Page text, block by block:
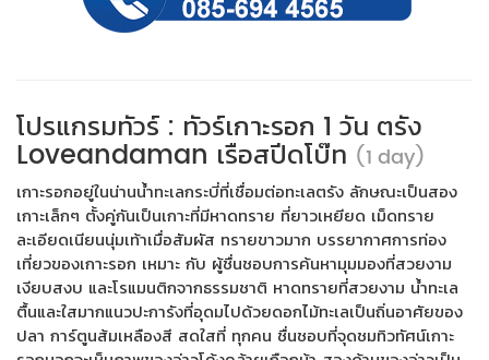
โปรแกรมทัวร์ : ทัวร์เกาะรอก 1 วัน ตรัง
Loveandaman เรือสปีดโบ๊ท (1 day)
เกาะรอกอยู่ในน่านน้ำทะเลกระบี่ที่เชื่อมต่อทะเลตรัง ลักษณะเป็นสอง
เกาะเล็กๆ ตั้งคู่กันเป็นเกาะที่มีหาดทราย ที่ยาวเหยียด เม็ดทราย
ละเอียดเนียนนุ่มเท้าเมื่อสัมผัส ทรายขาวมาก บรรยากาศการท่อง
เที่ยวของเกาะรอก เหมาะ กับ ผู้ชื่นชอบการค้นหามุมมองที่สวยงาม
เงียบสงบ และโรแมนติกจากธรรมชาติ หาดทรายที่สวยงาม น้ำทะเล
ตื้นและใสมากแนวปะการังที่อุดมไปด้วยดอกไม้ทะเลเป็นถิ่นอาศัยของ
ปลา การ์ตูนส้มเหลืองสี สดใสที่ ทุกคน ชื่นชอบที่จุดชมทิวทัศน์เกาะ